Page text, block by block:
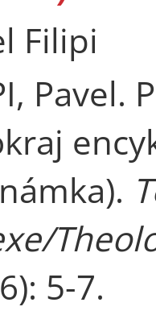
Filipi
Pavel.
5-7.